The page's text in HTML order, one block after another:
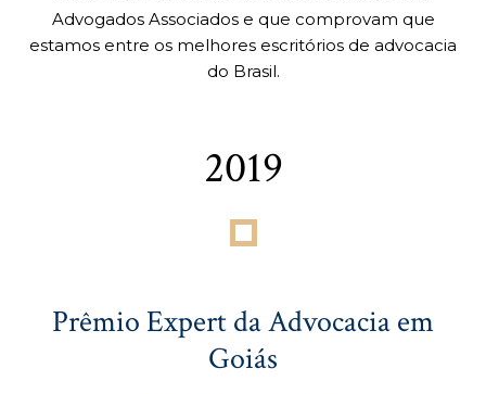
Advogados Associados e que comprovam que
estamos entre os melhores escritórios de advocacia
do Brasil.
2019
Prêmio Expert da Advocacia em
Goiás